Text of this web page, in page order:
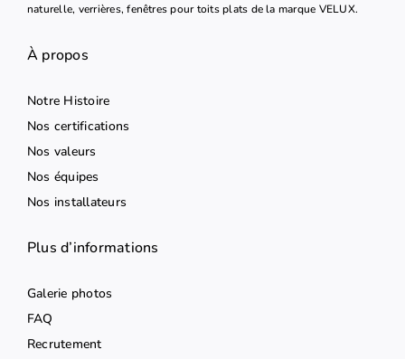
naturelle, verrières, fenêtres pour toits plats de la marque VELUX.
À propos
Notre Histoire
Nos certifications
Nos valeurs
Nos équipes
Nos installateurs
Plus d’informations
Galerie photos
FAQ
Recrutement